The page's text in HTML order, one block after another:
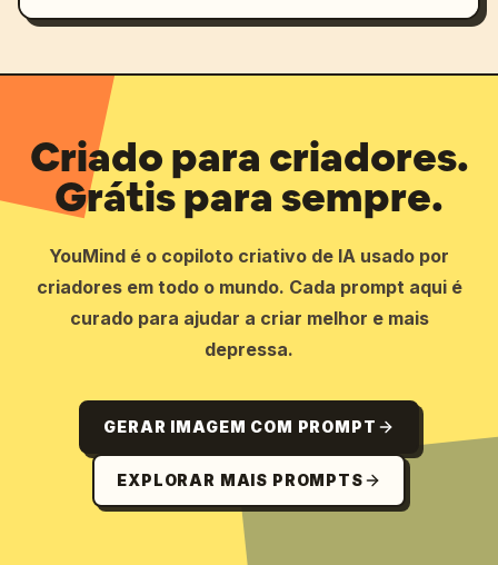
Criado para criadores.
Grátis para sempre.
YouMind é o copiloto criativo de IA usado por
criadores em todo o mundo. Cada prompt aqui é
curado para ajudar a criar melhor e mais
depressa.
GERAR IMAGEM COM PROMPT
EXPLORAR MAIS PROMPTS